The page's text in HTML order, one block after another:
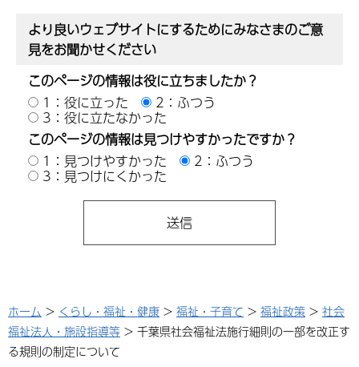
より良いウェブサイトにするためにみなさまのご意
見をお聞かせください
このページの情報は役に立ちましたか？
1：役に立った
2：ふつう
3：役に立たなかった
このページの情報は見つけやすかったですか？
1：見つけやすかった
2：ふつう
3：見つけにくかった
ホーム > くらし・福祉・健康 > 福祉・子育て > 福祉政策 > 社会
福祉法人・施設指導等 > 千葉県社会福祉法施行細則の一部を改正す
る規則の制定について